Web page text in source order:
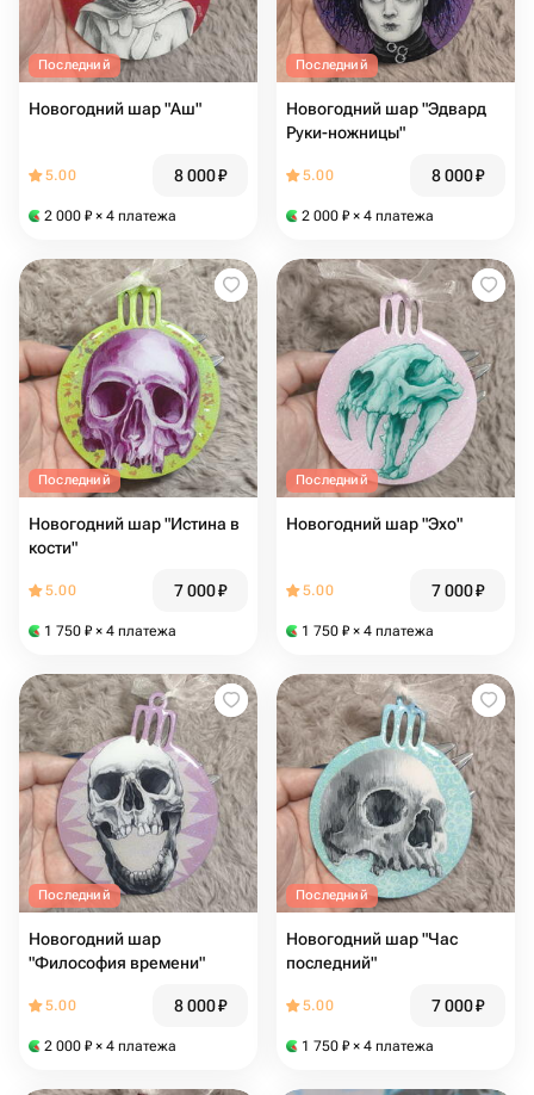
Последний
Новогодний шар "Аш"
5.00 8 000₽
2 000 ₽ × 4 платежа
Последний
Новогодний шар "Эдвард
Руки-ножницы"
5.00 8 000₽
2 000 ₽ × 4 платежа
Последний
Новогодний шар "Истина в
кости"
5.00 7 000₽
1 750 ₽ × 4 платежа
Последний
Новогодний шар "Эхо"
5.00 7 000₽
1 750 ₽ × 4 платежа
Последний
Новогодний шар
"Философия времени"
5.00 8 000₽
2 000 ₽ × 4 платежа
Последний
Новогодний шар "Час
последний"
5.00 7 000₽
1 750 ₽ × 4 платежа